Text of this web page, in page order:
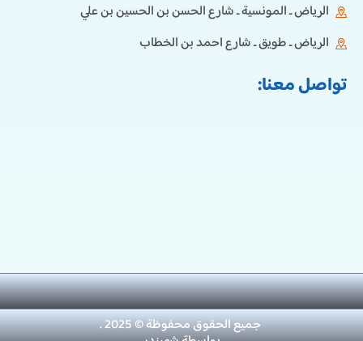
الرياض ـ المونسية ـ شارع الحسن بن الحسين بن علي
الرياض ـ طويق ـ شارع احمد بن الخطاب
تواصل معنا:
جميع الحقوق محفوظة © 2025 .